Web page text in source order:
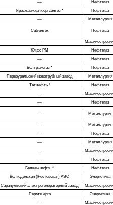
—
Нефтегаз
Ярославнефтеоргсинтез *
Нефтегаз
— Металлургия
Сибинтек Нефтегаз
—
Юкос РМ
Нефтегаз
—
Нефтегаз
Белтрансгаз *
Нефтегаз
Первоуральский новотрубный завод
Металлургия
Татнефть *
Нефтегаз
—
— Нефтегаз
— Металлургия
—
Металлургия
—
Нефтегаз
—
Металлургия
—
—
Нефтегаз
Белкамнефть *
Нефтегаз
Волгодонская (Ростовская) АЭС
Энергетика
Сарапульский электрогенераторный завод
Пермэнерго
Энергетика
—